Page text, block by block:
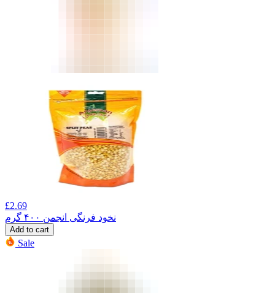
£2.69
نخود فرنگی انجمن ۴۰۰ گرم
Add to cart
Sale